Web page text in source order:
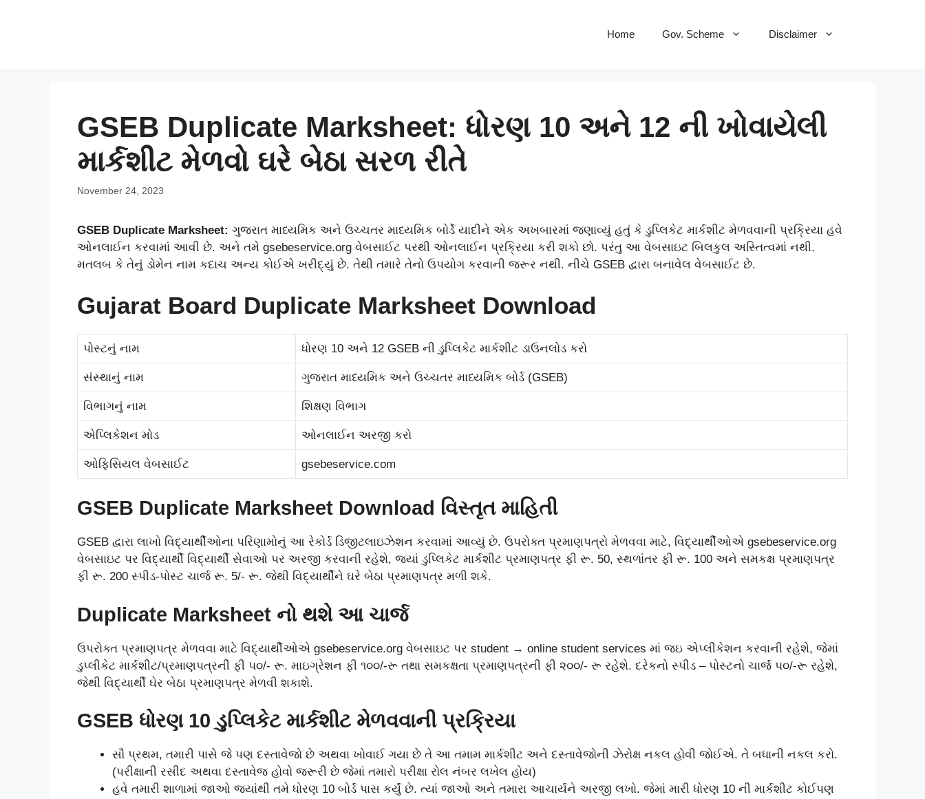
Home Gov. Scheme Disclaimer
GSEB Duplicate Marksheet: ધોરણ 10 અને 12 ની ખોવાયેલી
માર્કશીટ મેળવો ઘરે બેઠા સરળ રીતે
November 24, 2023
GSEB Duplicate Marksheet: ગુજરાત માધ્યમિક અને ઉચ્ચતર માધ્યમિક બોર્ડે યાદીને એક અખબારમાં જણાવ્યું હતું કે ડુપ્લિકેટ માર્કશીટ મેળવવાની પ્રક્રિયા હવે
ઓનલાઈન કરવામાં આવી છે. અને તમે gsebeservice.org વેબસાઈટ પરથી ઓનલાઈન પ્રક્રિયા કરી શકો છો. પરંતુ આ વેબસાઇટ બિલકુલ અસ્તિત્વમાં નથી.
મતલબ કે તેનું ડોમેન નામ કદાચ અન્ય કોઈએ ખરીદ્યું છે. તેથી તમારે તેનો ઉપયોગ કરવાની જરૂર નથી. નીચે GSEB દ્વારા બનાવેલ વેબસાઈટ છે.
Gujarat Board Duplicate Marksheet Download
પોસ્ટનું નામ ધોરણ 10 અને 12 GSEB ની ડુપ્લિકેટ માર્કશીટ ડાઉનલોડ કરો
સંસ્થાનું નામ ગુજરાત માધ્યમિક અને ઉચ્ચતર માધ્યમિક બોર્ડ (GSEB)
વિભાગનું નામ શિક્ષણ વિભાગ
એપ્લિકેશન મોડ ઓનલાઈન અરજી કરો
ઓફિસિયલ વેબસાઈટ gsebeservice.com
GSEB Duplicate Marksheet Download વિસ્તૃત માહિતી
GSEB દ્વારા લાખો વિદ્યાર્થીઓના પરિણામોનું આ રેકોર્ડ ડિજીટલાઇઝેશન કરવામાં આવ્યું છે. ઉપરોક્ત પ્રમાણપત્રો મેળવવા માટે, વિદ્યાર્થીઓએ gsebeservice.org
વેબસાઇટ પર વિદ્યાર્થી વિદ્યાર્થી સેવાઓ પર અરજી કરવાની રહેશે, જ્યાં ડુપ્લિકેટ માર્કશીટ પ્રમાણપત્ર ફી રૂ. 50, સ્થળાંતર ફી રૂ. 100 અને સમકક્ષ પ્રમાણપત્ર
ફી રૂ. 200 સ્પીડ-પોસ્ટ ચાર્જ રૂ. 5/- રૂ. જેથી વિદ્યાર્થીને ઘરે બેઠા પ્રમાણપત્ર મળી શકે.
Duplicate Marksheet નો થશે આ ચાર્જ
ઉપરોક્ત પ્રમાણપત્ર મેળવવા માટે વિદ્યાર્થીઓએ gsebeservice.org વેબસાઇટ પર student → online student services માં જઇ એપ્લીકેશન કરવાની રહેશે, જેમાં
ડુપ્લીકેટ માર્કશીટ/પ્રમાણપત્રની ફી ૫૦/- રૂ. માઇગ્રેશન ફી ૧૦૦/-રૂ તથા સમકક્ષતા પ્રમાણપત્રની ફી ૨૦૦/- રૂ રહેશે. દરેકનો સ્પીડ – પોસ્ટનો ચાર્જ ૫૦/-રૂ રહેશે,
જેથી વિદ્યાર્થી ઘેર બેઠા પ્રમાણપત્ર મેળવી શકાશે.
GSEB ધોરણ 10 ડુપ્લિકેટ માર્કશીટ મેળવવાની પ્રક્રિયા
સૌ પ્રથમ, તમારી પાસે જે પણ દસ્તાવેજો છે અથવા ખોવાઈ ગયા છે તે આ તમામ માર્કશીટ અને દસ્તાવેજોની ઝેરોક્ષ નકલ હોવી જોઈએ. તે બધાની નકલ કરો.
(પરીક્ષાની રસીદ અથવા દસ્તાવેજ હોવો જરૂરી છે જેમાં તમારો પરીક્ષા રોલ નંબર લખેલ હોય)
હવે તમારી શાળામાં જાઓ જ્યાંથી તમે ધોરણ 10 બોર્ડ પાસ કર્યું છે. ત્યાં જાઓ અને તમારા આચાર્યને અરજી લખો. જેમાં મારી ધોરણ 10 ની માર્કશીટ કોઈપણ